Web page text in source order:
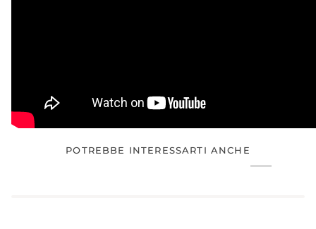
POTREBBE INTERESSARTI ANCHE